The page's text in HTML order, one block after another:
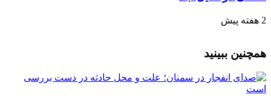
2 هفته پیش
همچنین ببینید